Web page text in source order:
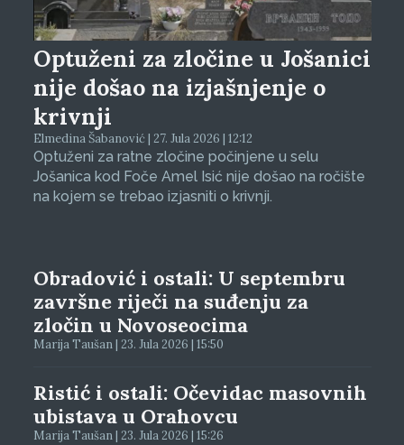
Optuženi za zločine u Jošanici
nije došao na izjašnjenje o
krivnji
Elmedina Šabanović | 27. Jula 2026 | 12:12
Optuženi za ratne zločine počinjene u selu
Jošanica kod Foče Amel Isić nije došao na ročište
na kojem se trebao izjasniti o krivnji.
Obradović i ostali: U septembru
završne riječi na suđenju za
zločin u Novoseocima
Marija Taušan | 23. Jula 2026 | 15:50
Ristić i ostali: Očevidac masovnih
ubistava u Orahovcu
Marija Taušan | 23. Jula 2026 | 15:26